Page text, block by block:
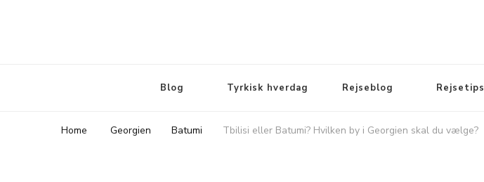
Blog Tyrkisk hverdag Rejseblog Rejsetips
Home Georgien Batumi Tbilisi eller Batumi? Hvilken by i Georgien skal du vælge?